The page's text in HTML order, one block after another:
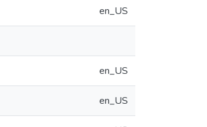
en_US
en_US
en_US